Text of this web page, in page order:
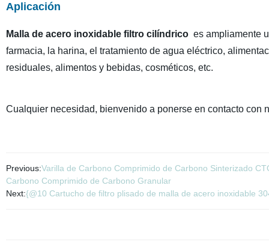
Aplicación
Malla de acero inoxidable filtro cilíndrico es ampliamente
farmacia, la harina, el tratamiento de agua eléctrico,
residuales, alimentos y bebidas, cosméticos, etc.
Cualquier necesidad, bienvenido a ponerse en contacto con
Previous:Varilla de Carbono Comprimido de Carbono Sinterizado
Carbono Comprimido de Carbono Granular
Next:{@10 Cartucho de filtro plisado de malla de acero inoxidable